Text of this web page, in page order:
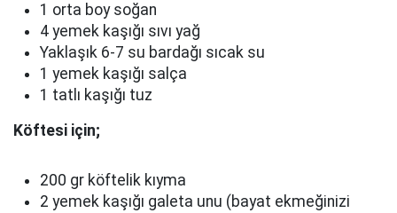
1 orta boy soğan
4 yemek kaşığı sıvı yağ
Yaklaşık 6-7 su bardağı sıcak su
1 yemek kaşığı salça
1 tatlı kaşığı tuz
Köftesi için;
200 gr köftelik kıyma
2 yemek kaşığı galeta unu (bayat ekmeğinizi